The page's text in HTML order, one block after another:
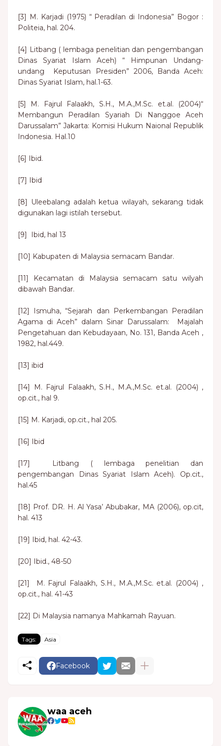
[3] M. Karjadi (1975) “ Peradilan di Indonesia” Bogor :
Politeia, hal. 204.
[4] Litbang ( lembaga penelitian dan pengembangan
Dinas Syariat Islam Aceh) “ Himpunan Undang-
undang Keputusan Presiden” 2006, Banda Aceh:
Dinas Syariat Islam, hal.1-63.
[5] M. Fajrul Falaakh, S.H., M.A.,M.Sc. et.al. (2004)“
Membangun Peradilan Syariah Di Nanggoe Aceh
Darussalam” Jakarta: Komisi Hukum Naional Republik
Indonesia. Hal.10
[6] Ibid.
[7] Ibid
[8] Uleebalang adalah ketua wilayah, sekarang tidak
digunakan lagi istilah tersebut.
[9] Ibid, hal 13
[10] Kabupaten di Malaysia semacam Bandar.
[11] Kecamatan di Malaysia semacam satu wilyah
dibawah Bandar.
[12] Ismuha, “Sejarah dan Perkembangan Peradilan
Agama di Aceh” dalam Sinar Darussalam: Majalah
Pengetahuan dan Kebudayaan, No. 131, Banda Aceh ,
1982, hal.449.
[13] ibid
[14] M. Fajrul Falaakh, S.H., M.A.,M.Sc. et.al. (2004) ,
op.cit., hal 9.
[15] M. Karjadi, op.cit., hal 205.
[16] Ibid
[17] Litbang ( lembaga penelitian dan
pengembangan Dinas Syariat Islam Aceh). Op.cit.,
hal.45
[18] Prof. DR. H. Al Yasa’ Abubakar, MA (2006), op.cit,
hal. 413
[19] Ibid, hal. 42-43.
[20] Ibid., 48-50
[21] M. Fajrul Falaakh, S.H., M.A.,M.Sc. et.al. (2004) ,
op.cit., hal. 41-43
[22] Di Malaysia namanya Mahkamah Rayuan.
Tags: Asia
Facebook
waa aceh